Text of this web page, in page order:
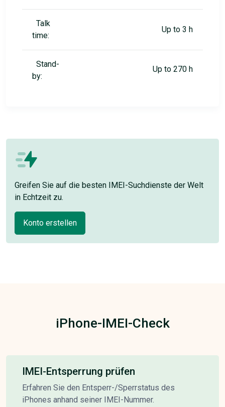
Talk
time:
Up to 3 h
Stand-
by:
Up to 270 h
Greifen Sie auf die besten IMEI-Suchdienste der Welt
in Echtzeit zu.
Konto erstellen
iPhone-IMEI-Check
IMEI-Entsperrung prüfen
Erfahren Sie den Entsperr-/Sperrstatus des
iPhones anhand seiner IMEI-Nummer.